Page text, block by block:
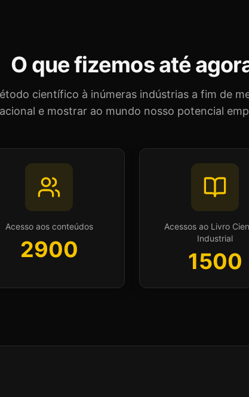
O que fizemos até
científico à inúmeras indústrias a fim de
e mostrar ao mundo nosso potencial
Acesso aos conteúdos
2900
Acessos ao Livro
Industrial
1500